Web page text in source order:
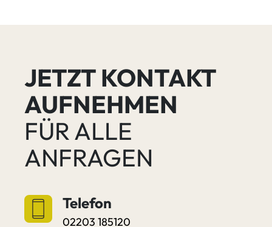
JETZT KONTAKT
AUFNEHMEN
FÜR ALLE
ANFRAGEN
Telefon
02203 185120